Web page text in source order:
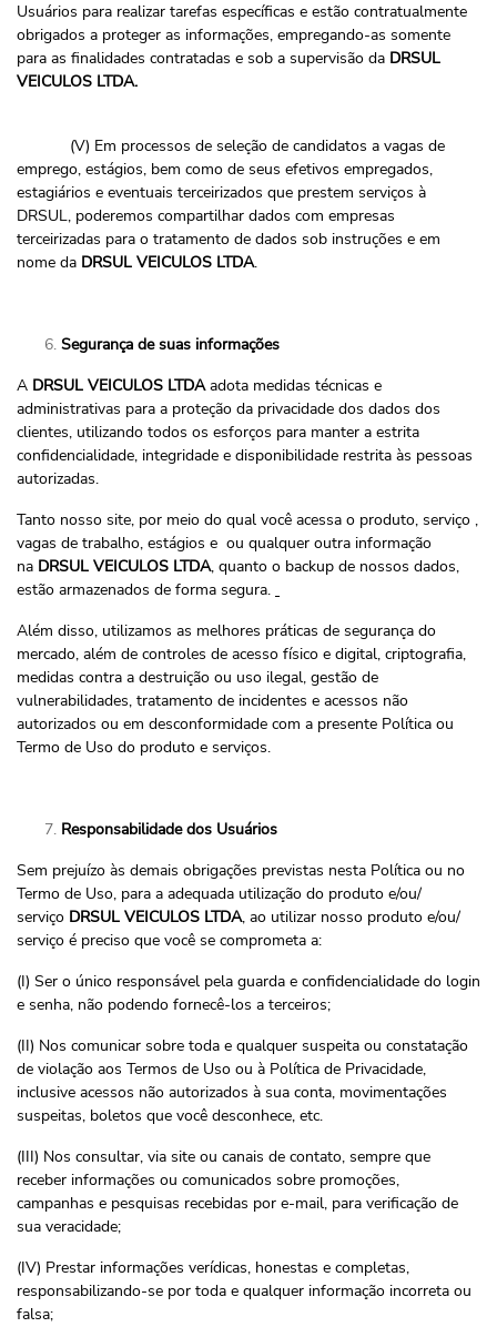
Usuários para realizar tarefas específicas e estão contratualmente
obrigados a proteger as informações, empregando-as somente
para as finalidades contratadas e sob a supervisão da DRSUL
VEICULOS LTDA.
(V) Em processos de seleção de candidatos a vagas de
emprego, estágios, bem como de seus efetivos empregados,
estagiários e eventuais terceirizados que prestem serviços à
DRSUL, poderemos compartilhar dados com empresas
terceirizadas para o tratamento de dados sob instruções e em
nome da DRSUL VEICULOS LTDA.
Segurança de suas informações
A DRSUL VEICULOS LTDAadota medidas técnicas e
administrativas para a proteção da privacidade dos dados dos
clientes, utilizando todos os esforços para manter a estrita
confidencialidade, integridade e disponibilidade restrita às pessoas
autorizadas.
Tanto nosso site, por meio do qual você acessa o produto, serviço ,
vagas de trabalho, estágios e ou qualquer outra informação
na DRSUL VEICULOS LTDA, quanto o backup de nossos dados,
estão armazenados de forma segura.
Além disso, utilizamos as melhores práticas de segurança do
mercado, além de controles de acesso físico e digital, criptografia,
medidas contra a destruição ou uso ilegal, gestão de
vulnerabilidades, tratamento de incidentes e acessos não
autorizados ou em desconformidade com a presente Política ou
Termo de Uso do produto e serviços.
Responsabilidade dos Usuários
Sem prejuízo às demais obrigações previstas nesta Política ou no
Termo de Uso, para a adequada utilização do produto e/ou/
serviço DRSUL VEICULOS LTDA, ao utilizar nosso produto e/ou/
serviço é preciso que você se comprometa a:
(I) Ser o único responsável pela guarda e confidencialidade do login
e senha, não podendo fornecê-los a terceiros;
(II) Nos comunicar sobre toda e qualquer suspeita ou constatação
de violação aos Termos de Uso ou à Política de Privacidade,
inclusive acessos não autorizados à sua conta, movimentações
suspeitas, boletos que você desconhece, etc.
(III) Nos consultar, via site ou canais de contato, sempre que
receber informações ou comunicados sobre promoções,
campanhas e pesquisas recebidas por e-mail, para verificação de
sua veracidade;
(IV) Prestar informações verídicas, honestas e completas,
responsabilizando-se por toda e qualquer informação incorreta ou
falsa;